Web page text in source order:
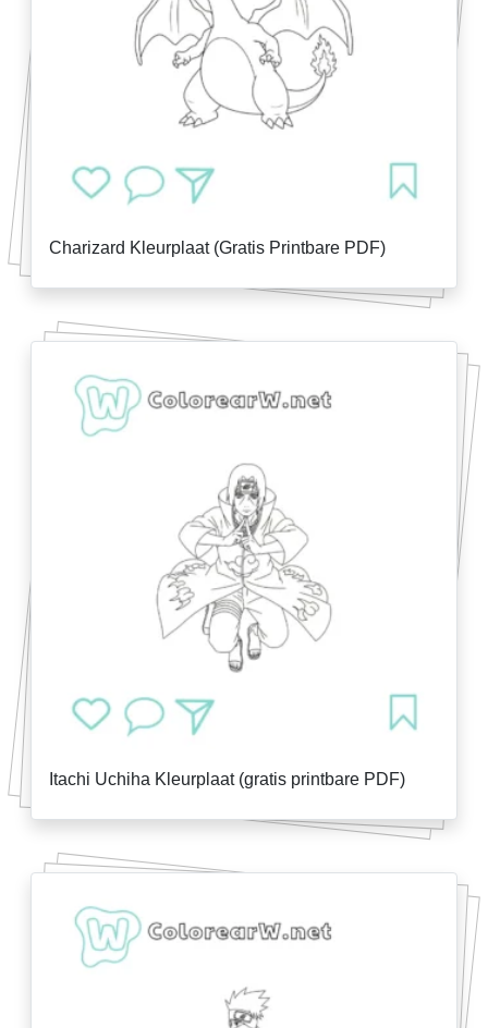
Charizard Kleurplaat (Gratis Printbare PDF)
Itachi Uchiha Kleurplaat (gratis printbare PDF)